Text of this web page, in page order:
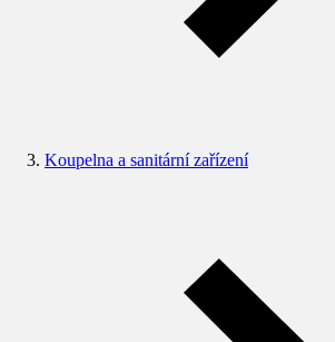
Koupelna a sanitární zařízení